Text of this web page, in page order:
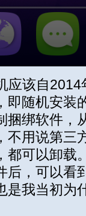
该自2014
即随机安装
捆绑软件，
不用说第三
都可以卸载
后，可以看
是我当初为